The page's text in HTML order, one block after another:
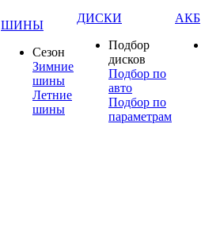
ШИНЫ
Сезон
Зимние
шины
Летние
шины
ДИСКИ
Подбор
дисков
Подбор по
авто
Подбор по
параметрам
АКБ